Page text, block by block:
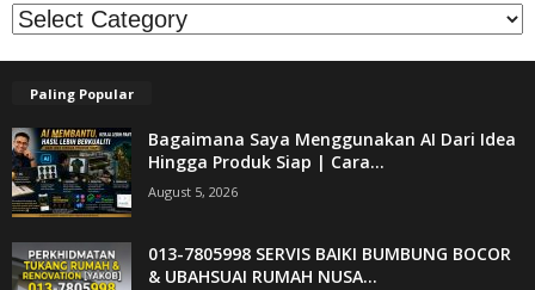
Kategori
Paling Popular
Bagaimana Saya Menggunakan AI Dari Idea
Hingga Produk Siap | Cara...
August 5, 2026
013-7805998 SERVIS BAIKI BUMBUNG BOCOR
& UBAHSUAI RUMAH NUSA...